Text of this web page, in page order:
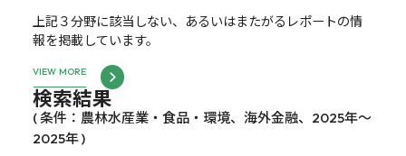
上記３分野に該当しない、あるいはまたがるレポートの情
報を掲載しています。
VIEW MORE
検索結果
( 条件：農林水産業・食品・環境、海外金融、2025年～
2025年 )